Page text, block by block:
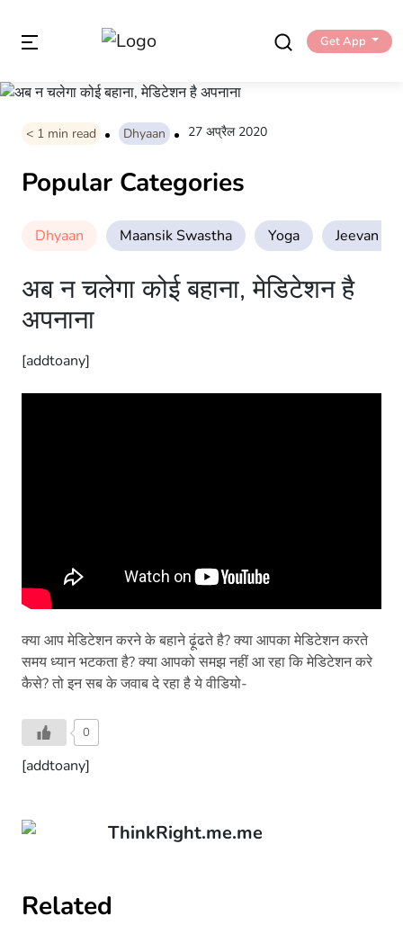
Get App
< 1 min read Dhyaan 27 अप्रैल 2020
Popular Categories
Dhyaan Maansik Swastha Yoga Jeevan
अब न चलेगा कोई बहाना, मेडिटेशन है
अपनाना
[addtoany]
क्या आप मेडिटेशन करने के बहाने ढ़ूंढते है? क्या आपका मेडिटेशन करते
समय ध्यान भटकता है? क्या आपको समझ नहीं आ रहा कि मेडिटेशन करे
कैसे? तो इन सब के जवाब दे रहा है ये वीडियो-
0
[addtoany]
ThinkRight.me.me
Related